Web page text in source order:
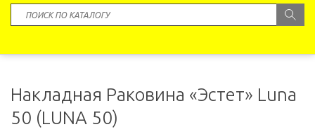
Накладная Раковина «Эстет» Luna
50 (LUNA 50)